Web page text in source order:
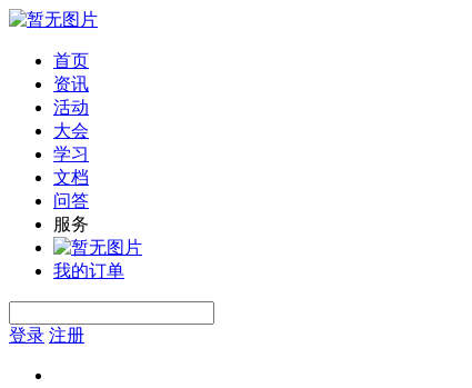
首页
资讯
活动
大会
学习
文档
问答
服务
我的订单
登录 注册